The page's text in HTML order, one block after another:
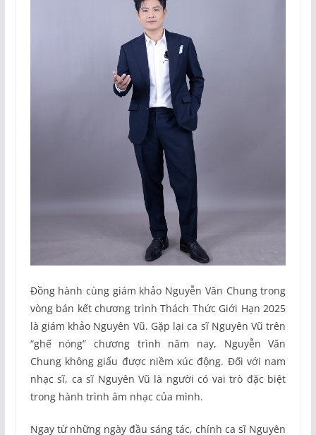
Đồng hành cùng giám khảo Nguyễn Văn Chung trong
vòng bán kết chương trình Thách Thức Giới Hạn 2025
là giám khảo Nguyên Vũ. Gặp lại ca sĩ Nguyên Vũ trên
“ghế nóng” chương trình năm nay, Nguyễn Văn
Chung không giấu được niềm xúc động. Đối với nam
nhạc sĩ, ca sĩ Nguyên Vũ là người có vai trò đặc biệt
trong hành trình âm nhạc của mình.
Ngay từ những ngày đầu sáng tác, chính ca sĩ Nguyên